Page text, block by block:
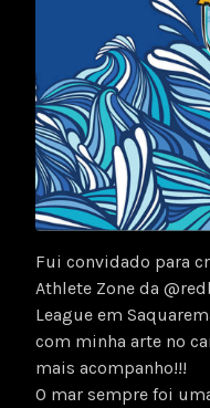
Fui convidado para
Athlete Zone da
League em
com minha arte no
mais acompanho!!!
O mar sempre foi